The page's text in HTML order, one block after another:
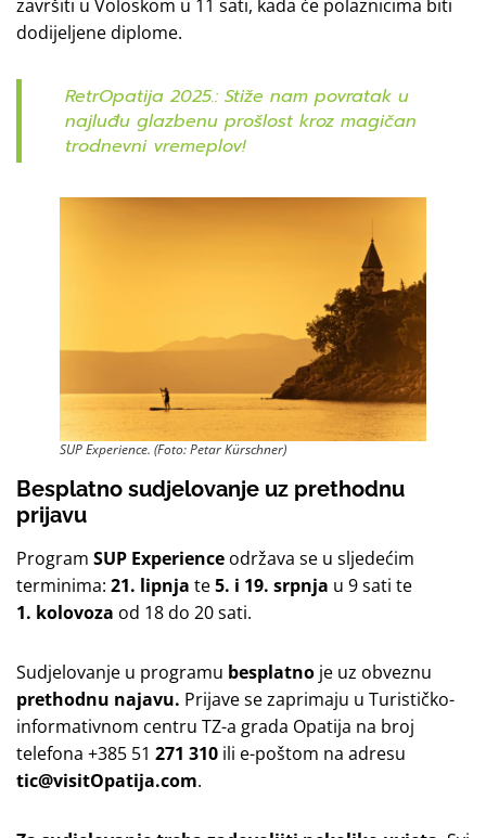
završiti u Voloskom u 11 sati, kada će polaznicima biti
dodijeljene diplome.
RetrOpatija 2025.: Stiže nam povratak u
najluđu glazbenu prošlost kroz magičan
trodnevni vremeplov!
SUP Experience. (Foto: Petar Kürschner)
Besplatno sudjelovanje uz prethodnu
prijavu
Program SUP Experience održava se u sljedećim
terminima: 21. lipnja te5. i 19. srpnja u 9 sati te
1. kolovoza od 18 do 20 sati.
Sudjelovanje u programu besplatno je uz obveznu
prethodnu najavu. Prijave se zaprimaju u Turističko-
informativnom centru TZ-a grada Opatija na broj
telefona +385 51 271 310 ili e-poštom na adresu
tic@visitOpatija.com.